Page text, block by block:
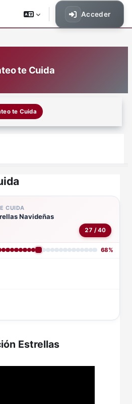
Acceder
te Cuida
te Cuida
CUIDA
Navideñas
27 / 40
68%
Estrellas